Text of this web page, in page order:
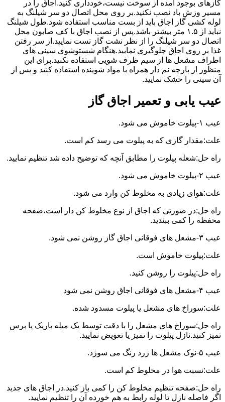
گازهای بوجود آمده از سوخت نیست،خودداری کنید.اجاق را در
مسیر وزش باد نصب نکنید.بر روی محل اتصال دو سر شیلنگ به
لوله کشی گاز اجاق باید از بست مناسب استفاده شود.طول شیلنگ
نباید از ۱.۵ متر بیشتر باشد.پس از نصب اجاق با کف صابون محل
اتصال دو سر شیلنگ را از نظر نشت گاز تست نمایید.از سر رفتن
غذا بر روی اجاق جلوگیری نمایید.هنگام شستوشوی سینی های
اطراف مشعل ها از سیم ظرف شویی استفاده نکنید.برای این
منظور از پارچه نم دار همراه با مواد شوینده استفاده کنید و پس از
آن سینی را خشک نمایید.
عیب یابی و تعمیر اجاق گاز
عیب ۱-پیلوت خاموش می شود.
علت:مقدار گازی که به پیلوت می رسد کم است.
راه حل:شعله پیلوت را مطابق آنچه که توضیح داده شد تنظیم نمایید.
عیب ۲-پیلوت خاموش می شود.
علت:هوای زیادی به مخلوط کن وارد می شود.
راه حل:در صورتی که اجاق از نوع مخلوط کن دار است،صفحه
محفظه را کمی ببندید.
عیب ۳-مشعل های فوقانی اجاق گاز روشن نمی شود.
علت:پیلوت خاموش است.
راه حل:پیلوت را روشن کنید.
عیب ۴-مشعل های فوقانی اجاق روشن نمی شود
علت:سوراخ های مشعل یا پیلوت مسدود شده.
راه حل:سوراخ های مشعل را با دقت توسط یک میله باریک یا برس
تمیز کنید.نازل پیلوت را تمیز یا تعویض نمایید.
عیب ۵-نوک مشعل ها زرد رنگ می سوزد.
علت:نسبت هوا در مخلوط کم است.
راه حل:صفحه تنظیم مخلوط کن را کمی باز کنید.در اجاق های جدید
اگر فاصله نازل تا لوله رابط به هم خورده آن را تنظیم نمایید.